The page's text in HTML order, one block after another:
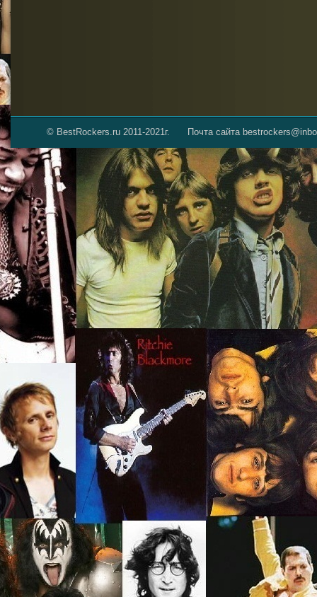
© BestRockers.ru 2011-2021г. Почта сайта